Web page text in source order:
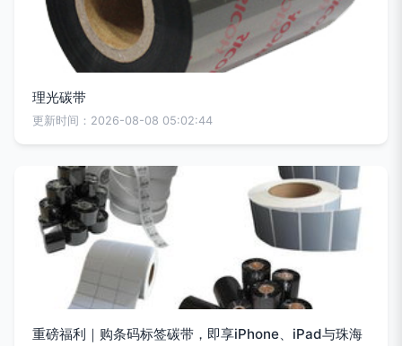
理光碳带
更新时间：2026-08-08 05:02:44
重磅福利｜购条码标签碳带，即享iPhone、iPad与珠海